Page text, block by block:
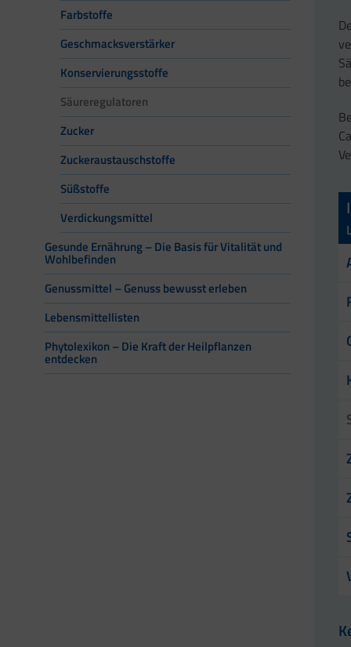
Farbstoffe
Geschmacksverstärker
Konservierungsstoffe
Säureregulatoren
Zucker
Zuckeraustauschstoffe
Süßstoffe
Verdickungsmittel
Gesunde Ernährung – Die Basis für Vitalität und
Wohlbefinden
Genussmittel – Genuss bewusst erleben
Lebensmittellisten
Phytolexikon – Die Kraft der Heilpflanzen
entdecken